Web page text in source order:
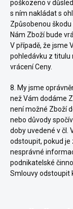
poškozeno v
s ním nakládat s
Způsobenou
Nám Zboží bude
V případě, že jsme
pohledávku z titulu
vrácení Ceny.
8. My jsme
než Vám dodáme
není možné Zboží
nebo důvody
doby uvedené v čl.
odstoupit, pokud je
nesprávné
podnikatelské
Smlouvy odstoupit